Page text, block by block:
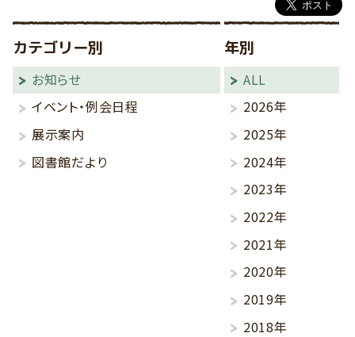
カテゴリー別
お知らせ
イベント・例会日程
展示案内
図書館だより
年別
ALL
2026年
2025年
2024年
2023年
2022年
2021年
2020年
2019年
2018年